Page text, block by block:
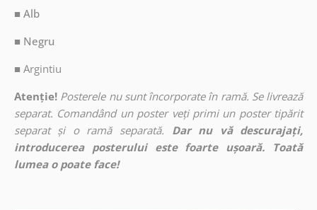
■ Alb
■ Negru
■ Argintiu
Atenție! Posterele nu sunt încorporate în ramă. Se livrează
separat. Comandând un poster veți primi un poster tipărit
separat și o ramă separată.
Dar nu vă descurajați,
introducerea posterului este foarte ușoară. Toată
lumea o poate face!